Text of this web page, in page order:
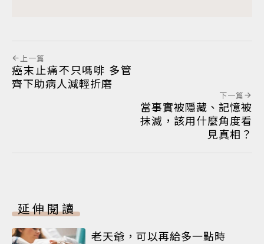
上一篇
癌末止痛不只嗎啡 多管
齊下助病人減輕折磨
下一篇
當事實被隱藏、記憶被
抹滅，該用什麼角度看
見真相？
延伸閱讀
老天爺，可以再給多一點時